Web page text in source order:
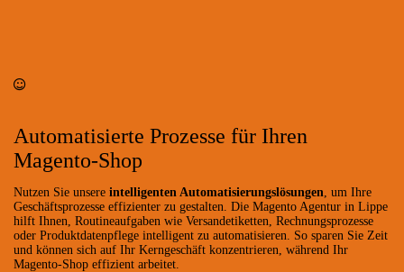
Automatisierte Prozesse für Ihren
Magento-Shop
Nutzen Sie unsere intelligenten Automatisierungslösungen , um Ihre
Geschäftsprozesse effizienter zu gestalten. Die Magento Agentur in Lippe
hilft Ihnen, Routineaufgaben wie Versandetiketten, Rechnungsprozesse
oder Produktdatenpflege intelligent zu automatisieren. So sparen Sie Zeit
und können sich auf Ihr Kerngeschäft konzentrieren, während Ihr
Magento-Shop effizient arbeitet.